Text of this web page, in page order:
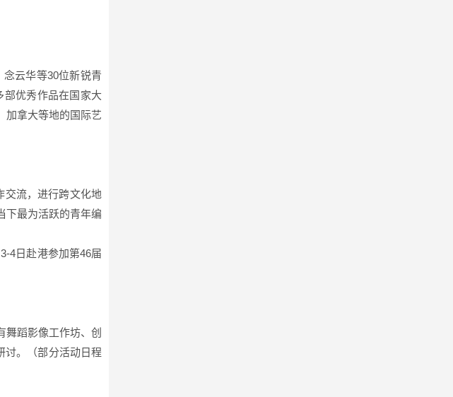
云华等30位新锐青
优秀作品在国家大
加拿大等地的国际艺
交流，进行跨文化地
下最为活跃的青年编
4日赴港参加第46届
蹈影像工作坊、创
讨。（部分活动日程